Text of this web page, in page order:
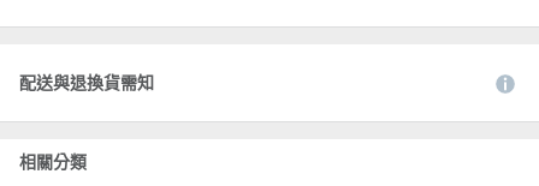
配送與退換貨需知
相關分類